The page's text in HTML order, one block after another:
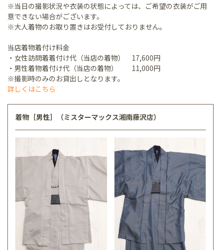
※当日の撮影状況や衣装の状態によっては、ご希望の衣装がご用
意できない場合がございます。
※大人着物のお取り置きはお受付しておりません。
当店着物着付け料金
・女性訪問着着付け代（当店の着物） 17,600円
・男性着物着付け代（当店の着物） 11,000円
※撮影時のみのお貸出しとなります。
詳しくはこちら
着物［男性］（ミスターマックス湘南藤沢店）